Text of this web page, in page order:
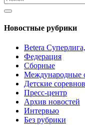
Новостные рубрики
Betera
Федерация
Сборные
Международные
Детские
Пресс-центр
Архив новостей
Интервью
Без рубрики